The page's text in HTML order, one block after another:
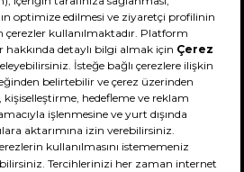
Teslimat Bilgisi
Şartlar & Koşullar
Hakkımızda